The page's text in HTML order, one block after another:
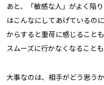
あと、「敏感な人」がよく陥
はこんなにしてあげているの
からすると重荷に感じること
スムーズに行かなくなることも
大事なのは、相手がどう思う